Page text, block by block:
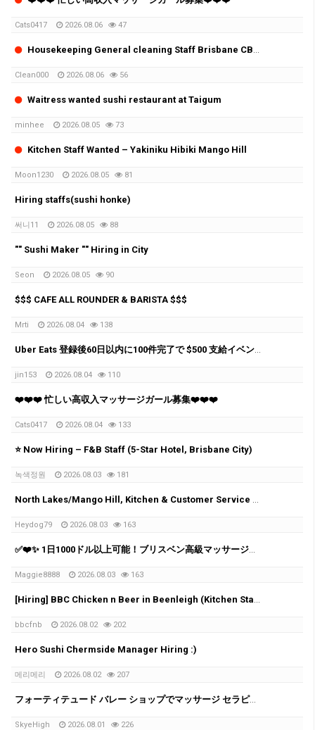
Cats0417 2026.08.06 47
Housekeeping General cleaning Staff Brisbane CBD Private Club Hotel
Clean000 2026.08.06 56
Waitress wanted sushi restaurant at Taigum
minhee 2026.08.05 73
Kitchen Staff Wanted – Yakiniku Hibiki Mango Hill
Moon1230 2026.08.05 81
Hiring staffs(sushi honke)
써니11 2026.08.05 88
"" Sushi Maker "" Hiring in City
Seon 2026.08.05 90
$$$ CAFE ALL ROUNDER & BARISTA $$$
Mrti 2026.08.04 138
Uber Eats 登録後60日以内に100件完了で $500 支給イベント実施中！
jin153 2026.08.04 110
❤️❤️❤️ 忙しい高収入マッサージガール募集❤️❤️❤️
Cats0417 2026.08.04 133
⭐️ Now Hiring – F&B Staff (5-Star Hotel, Brisbane City)
녹색정원 2026.08.03 181
North Lakes/Mango Hill, Kitchen & Customer Service Team Member Wanted (15–20 hrs/wk)
Heydog79 2026.08.03 163
✅❤️✨ 1日1000ドル以上可能！ブリスベン高級マッサージチェーン スタッフ募集中 ✨✅❤️
Maggie8888 2026.08.03 163
[Hiring] BBC Chicken n Beer in Beenleigh (Kitchen Staff wanted)
bbcfnb 2026.08.02 202
Hero Sushi Chermside Manager Hiring :)
메리메리 2026.08.02 207
フォーティテュード バレー ショップでマッサージ セラピストを募集中
SkyeHigh 2026.08.01 226